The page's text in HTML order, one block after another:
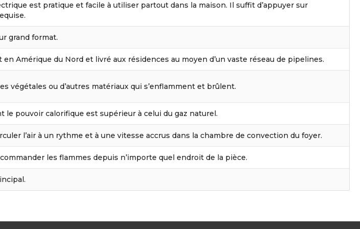
est pratique et facile à utiliser partout dans la maison. Il suffit d’appuyer sur
grand format.
Amérique du Nord et livré aux résidences au moyen d’un vaste réseau de pipelines.
végétales ou d’autres matériaux qui s’enflamment et brûlent.
pouvoir calorifique est supérieur à celui du gaz naturel.
l’air à un rythme et à une vitesse accrus dans la chambre de convection du foyer.
les flammes depuis n’importe quel endroit de la pièce.